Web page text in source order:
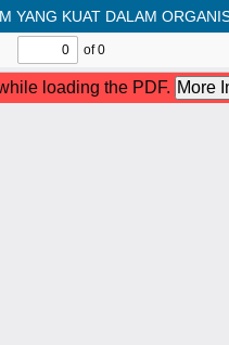
YANG KUAT DALAM